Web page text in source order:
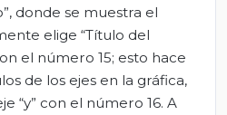
donde se muestra el
elige “Título del
el número 15; esto hace
de los ejes en la gráfica,
“y” con el número 16. A